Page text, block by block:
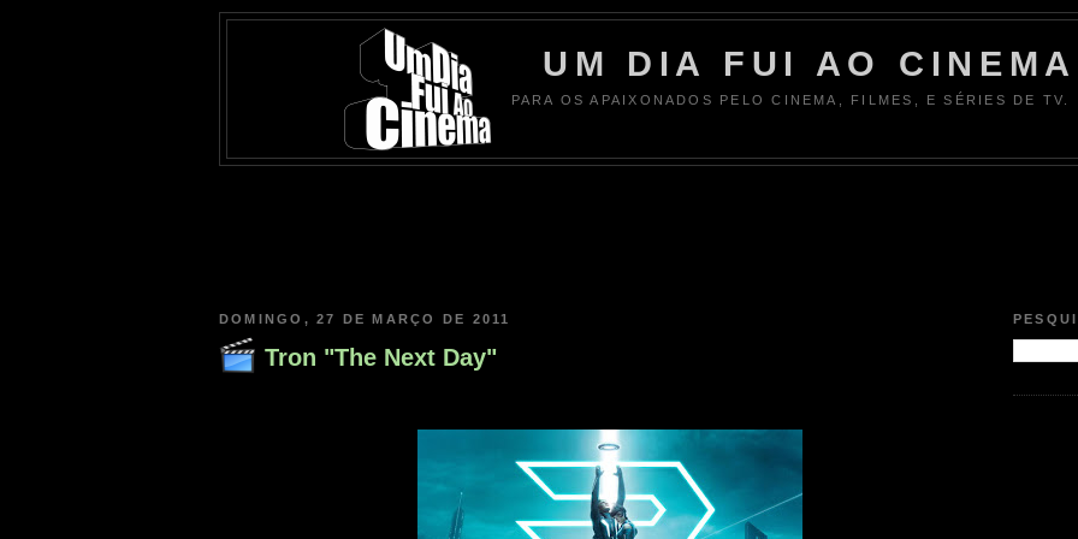
UM DIA FUI AO CINEMA
PARA OS APAIXONADOS PELO CINEMA, FILMES, E SÉRIES DE TV.
DOMINGO, 27 DE MARÇO DE 2011
Tron "The Next Day"